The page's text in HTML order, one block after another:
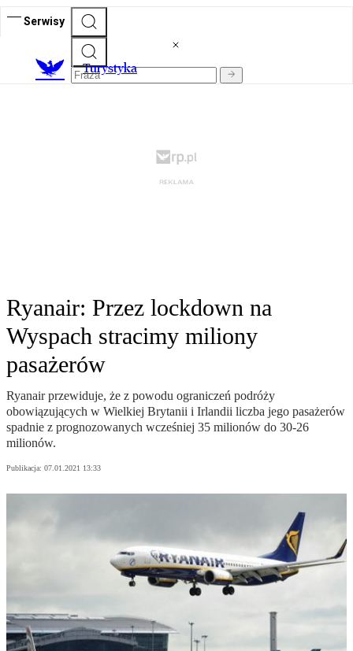
Serwisy
Turystyka
Ryanair: Przez lockdown na
Wyspach stracimy miliony
pasażerów
Ryanair przewiduje, że z powodu ograniczeń podróży
obowiązujących w Wielkiej Brytanii i Irlandii liczba jego pasażerów
spadnie z prognozowanych wcześniej 35 milionów do 30-26
milionów.
Publikacja: 07.01.2021 13:33